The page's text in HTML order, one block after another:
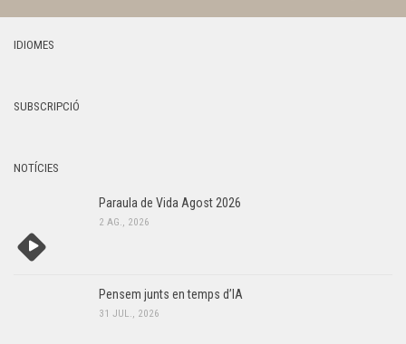
IDIOMES
SUBSCRIPCIÓ
NOTÍCIES
Paraula de Vida Agost 2026
2 AG., 2026
Pensem junts en temps d’IA
31 JUL., 2026